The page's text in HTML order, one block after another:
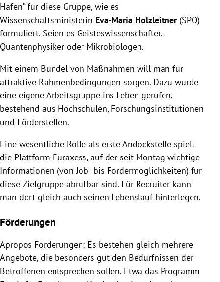
Hafen“ für diese Gruppe, wie es
Wissenschaftsministerin Eva-Maria Holzleitner(SPÖ)
formuliert. Seien es Geisteswissenschafter,
Quantenphysiker oder Mikrobiologen.
Mit einem Bündel von Maßnahmen will man für
attraktive Rahmenbedingungen sorgen. Dazu wurde
eine eigene Arbeitsgruppe ins Leben gerufen,
bestehend aus Hochschulen, Forschungsinstitutionen
und Förderstellen.
Eine wesentliche Rolle als erste Andockstelle spielt
die Plattform Euraxess, auf der seit Montag wichtige
Informationen (von Job- bis Fördermöglichkeiten) für
diese Zielgruppe abrufbar sind. Für Recruiter kann
man dort gleich auch seinen Lebenslauf hinterlegen.
Förderungen
Apropos Förderungen: Es bestehen gleich mehrere
Angebote, die besonders gut den Bedürfnissen der
Betroffenen entsprechen sollen. Etwa das Programm